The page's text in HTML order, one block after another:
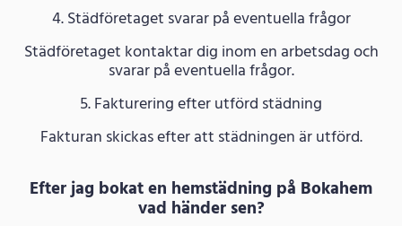
4. Städföretaget svarar på eventuella frågor
Städföretaget kontaktar dig inom en arbetsdag och
svarar på eventuella frågor.
5. Fakturering efter utförd städning
Fakturan skickas efter att städningen är utförd.
Efter jag bokat en hemstädning på Bokahem
vad händer sen?